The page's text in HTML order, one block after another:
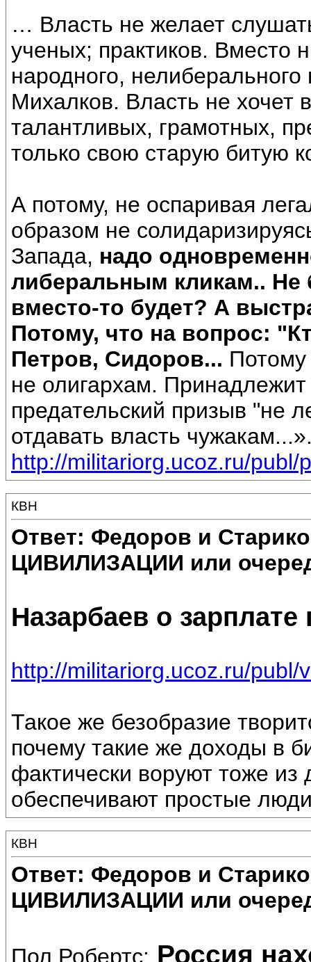
… Власть не желает
ученых; практиков. Вместо
народного,
Михалков. Власть не хочет
талантливых, грамотных,
только свою старую битую
А потому, не оспаривая
образом не
Запада, надо
либеральным кликам.. Не
вместо-то будет? А
Потому, что на вопрос:
Петров, Сидоров...
не олигархам.
предательский призыв "не
отдавать власть
http://militariorg.ucoz.ru/publ/
КВН
Ответ: Федоров и
ЦИВИЛИЗАЦИИ или
Назарбаев о зарплате
http://militariorg.ucoz.ru/publ/
Такое же безобразие
почему такие же доходы в
фактически воруют тоже
обеспечивают простые
КВН
Ответ: Федоров и
ЦИВИЛИЗАЦИИ или
Пол Робертс: Россия